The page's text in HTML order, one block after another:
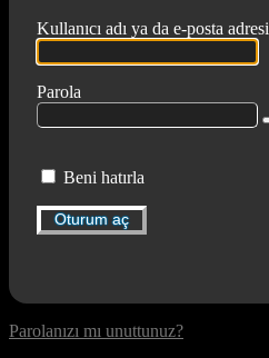
Kullanıcı adı ya da e-posta adresi
Parola
Beni hatırla
Parolanızı mı unuttunuz?